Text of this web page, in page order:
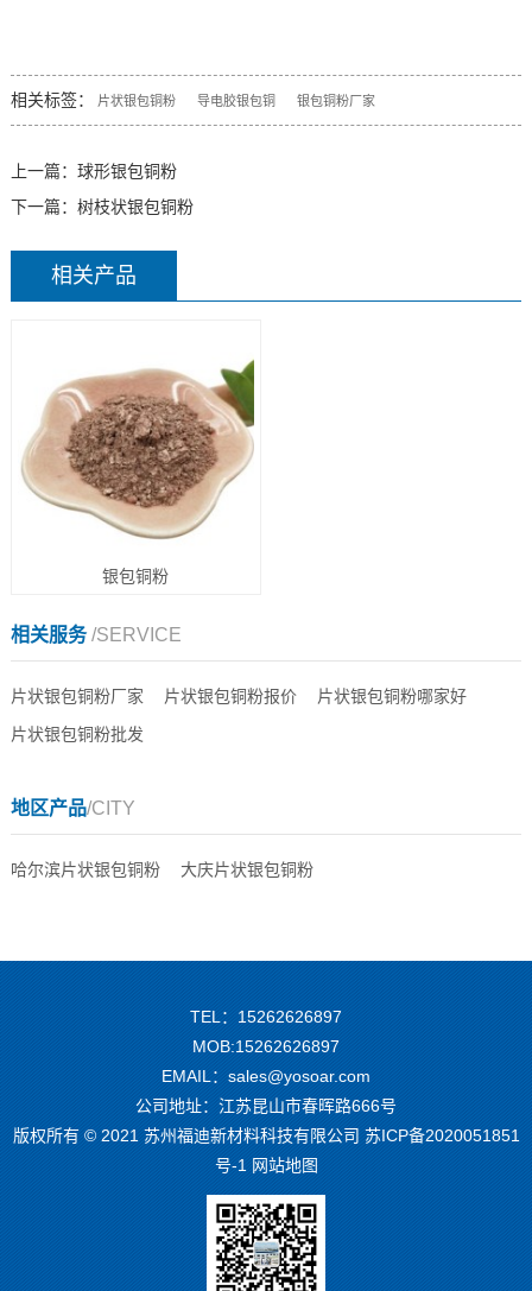
相关标签： 片状银包铜粉 导电胶银包铜 银包铜粉厂家
上一篇： 球形银包铜粉
下一篇： 树枝状银包铜粉
相关产品
银包铜粉
相关服务/SERVICE
片状银包铜粉厂家 片状银包铜粉报价
片状银包铜粉哪家好
片状银包铜粉批发
地区产品/CITY
哈尔滨片状银包铜粉 大庆片状银包铜粉
TEL：15262626897
MOB:15262626897
EMAIL：sales@yosoar.com
公司地址：江苏昆山市春晖路666号
版权所有 © 2021 苏州福迪新材料科技有限公司 苏ICP备2020051851
号-1 网站地图